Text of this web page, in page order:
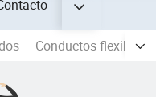
Conductos flexibles